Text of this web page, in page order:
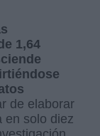
1,64
de elaborar
en solo diez